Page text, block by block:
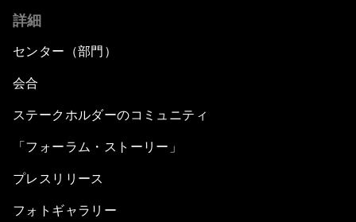
詳細
センター（部門）
会合
ステークホルダーのコミュニティ
「フォーラム・ストーリー」
プレスリリース
フォトギャラリー